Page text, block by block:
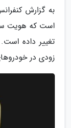
به گزارش
است که هویت
تغییر داده
زودی در